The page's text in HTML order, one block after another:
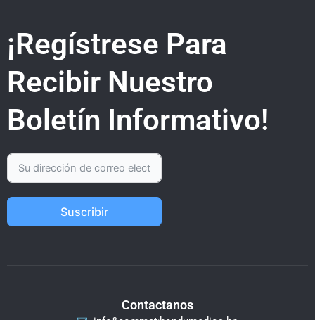
¡Regístrese Para
Recibir Nuestro
Boletín Informativo!
Suscribir
Contactanos